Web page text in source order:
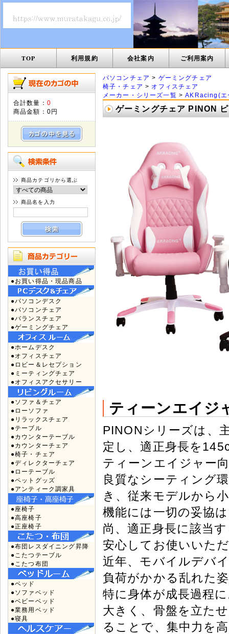
TOP 利用規約 会社案内 ご利用案内
合計数量： 0
商品金額： 0円
商品カテゴリから選ぶ
商品名を入力
●お買い得品・現品商品
●パソコンデスク
●パソコンチェア
●バランスチェア
●ゲーミングチェア
●ホームデスク
●オフィスチェア
●ロビー＆レセプション
●ミーティングチェア
●オフィスアクセサリー
●ソファ＆チェア
●ローソファ
●リラックスチェア
●テーブル
●カウンターテーブル
●カウンターチェア
●椅子・チェア
●ディレクターチェア
●ローテーブル
●ペットグッズ
●アンティーク調家具
●座椅子
●高座椅子
●正座椅子
●布団レスダイニング昇降
●こたつテーブル
●こたつ布団
●ベッド
●ソファベッド
●ベビーベッド
●業務用ベッド
●寝具
パソコンチェア > ゲーミングチェア
椅子・チェア > オフィスチェア
メーカー・シリーズ一覧 >AKRacing(エ
ゲーミングチェア PINON
ティーンエイジ
PINONシリーズは、
定し、適正身長を
ティーンエイジャー
良質なシーティング
き、従来モデルから
機能には一切の妥協
尚、適正身長に該当
安心してお使いいた
近年、モバイルデバ
負荷がかかる乱れた
特に身体が成長過程
大きく、骨盤を立た
ることで、集中力を